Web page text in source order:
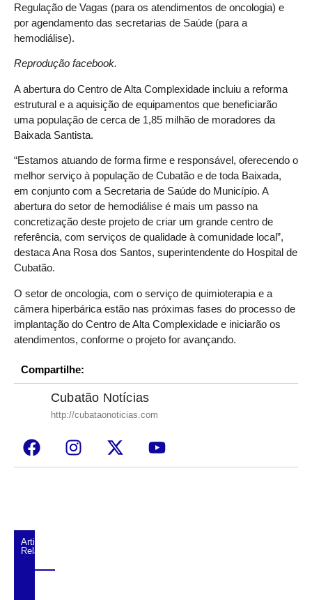
Regulação de Vagas (para os atendimentos de oncologia) e
por agendamento das secretarias de Saúde (para a
hemodiálise).
Reprodução facebook.
A abertura do Centro de Alta Complexidade incluiu a reforma
estrutural e a aquisição de equipamentos que beneficiarão
uma população de cerca de 1,85 milhão de moradores da
Baixada Santista.
“Estamos atuando de forma firme e responsável, oferecendo o
melhor serviço à população de Cubatão e de toda Baixada,
em conjunto com a Secretaria de Saúde do Município. A
abertura do setor de hemodiálise é mais um passo na
concretização deste projeto de criar um grande centro de
referência, com serviços de qualidade à comunidade local”,
destaca Ana Rosa dos Santos, superintendente do Hospital de
Cubatão.
O setor de oncologia, com o serviço de quimioterapia e a
câmera hiperbárica estão nas próximas fases do processo de
implantação do Centro de Alta Complexidade e iniciarão os
atendimentos, conforme o projeto for avançando.
Compartilhe:
Cubatão Notícias
http://cubataonoticias.com
Artigos
Relacionados